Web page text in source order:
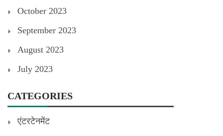
October 2023
September 2023
August 2023
July 2023
CATEGORIES
एंटरटेनमेंट